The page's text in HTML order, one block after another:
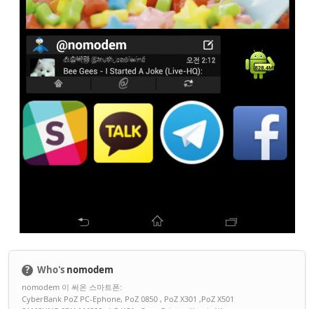
? Who's nomodem
nomodem 이 써온 스마트폰:
CyberBank PoZ PC-Ephone, PoZ 0850 , PoZ X301 ,PoZ X501